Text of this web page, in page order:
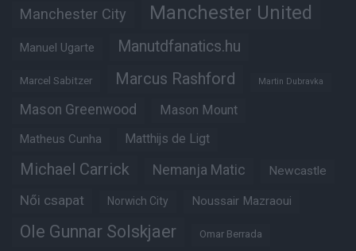
Manchester City Manchester United
Manuel Ugarte Manutdfanatics.hu
Marcel Sabitzer Marcus Rashford Martin Dubravka
Mason Greenwood Mason Mount
Matheus Cunha Matthijs de Ligt
Michael Carrick Nemanja Matic Newcastle
Női csapat Norwich City Noussair Mazraoui
Ole Gunnar Solskjaer Omar Berrada